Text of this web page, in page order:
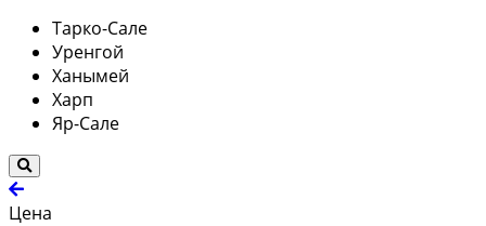
Тарко-Сале
Уренгой
Ханымей
Харп
Яр-Сале
Цена